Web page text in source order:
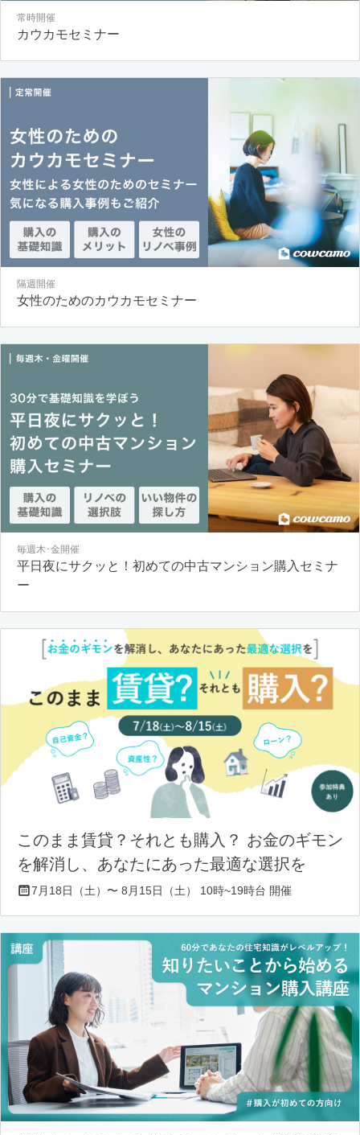
常時開催
カウカモセミナー
隔週開催
女性のためのカウカモセミナー
毎週木･金開催
平日夜にサクッと！初めての中古マンション購入セミナ
ー
このまま賃貸？それとも購入？ お金のギモン
を解消し、あなたにあった最適な選択を
7月18日（土）〜 8月15日（土） 10時~19時台 開催